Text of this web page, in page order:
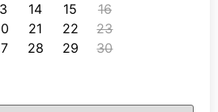
14 15
16
21 22
23
28 29
30